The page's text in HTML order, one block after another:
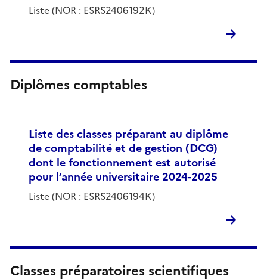
Liste (NOR : ESRS2406192K)
Diplômes comptables
Liste des classes préparant au diplôme
de comptabilité et de gestion (DCG)
dont le fonctionnement est autorisé
pour l’année universitaire 2024-2025
Liste (NOR : ESRS2406194K)
Classes préparatoires scientifiques